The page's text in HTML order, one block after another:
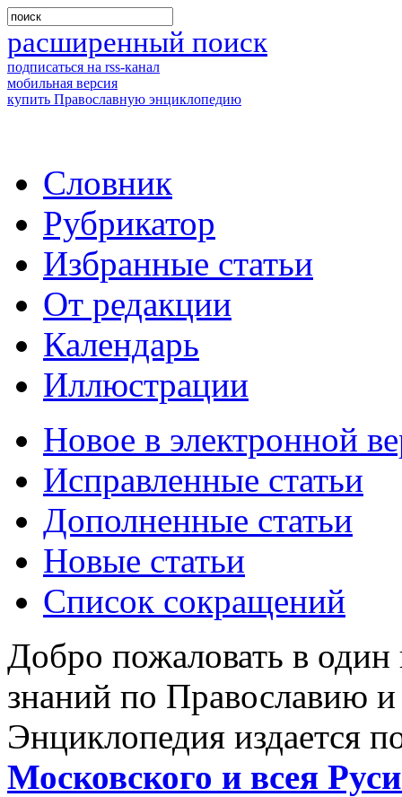
расширенный поиск
подписаться на rss-канал
мобильная версия
купить Православную энциклопедию
Словник
Рубрикатор
Избранные статьи
От редакции
Календарь
Иллюстрации
Новое в электронной
Исправленные статьи
Дополненные статьи
Новые статьи
Список сокращений
Добро пожаловать в
знаний по Православию
Энциклопедия издается
Московского и всея